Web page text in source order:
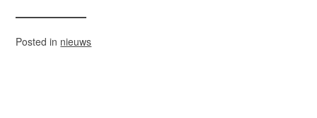
Posted in nieuws